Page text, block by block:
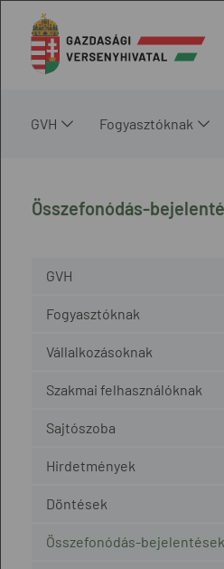
GVH Fogyasztóknak
Összefonódás-
GVH
Fogyasztóknak
Vállalkozásoknak
Szakmai felhasználóknak
Sajtószoba
Hirdetmények
Döntések
Összefonódás-bejelentések